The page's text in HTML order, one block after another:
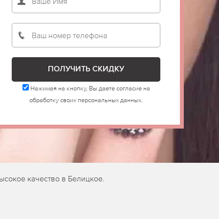
Нажимая на кнопку, Вы даете согласие на
обработку своих персональных данных.
качество в Белицкое.